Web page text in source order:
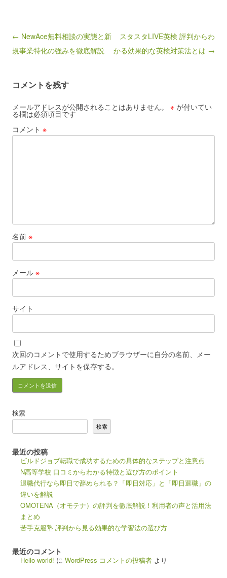
Post navigation
← NewAce無料相談の実態と新
規事業特化の強みを徹底解説
スタスタLIVE英検 評判からわ
かる効果的な英検対策法とは →
コメントを残す
メールアドレスが公開されることはありません。 ※ が付いてい
る欄は必須項目です
コメント ※
名前 ※
メール ※
サイト
次回のコメントで使用するためブラウザーに自分の名前、メー
ルアドレス、サイトを保存する。
検索
検索
最近の投稿
ビルドジョブ転職で成功するための具体的なステップと注意点
N高等学校 口コミからわかる特徴と選び方のポイント
退職代行なら即日で辞められる？「即日対応」と「即日退職」の
違いを解説
OMOTENA（オモテナ）の評判を徹底解説！利用者の声と活用法
まとめ
苦手克服塾 評判から見る効果的な学習法の選び方
最近のコメント
Hello world! に WordPress コメントの投稿者 より